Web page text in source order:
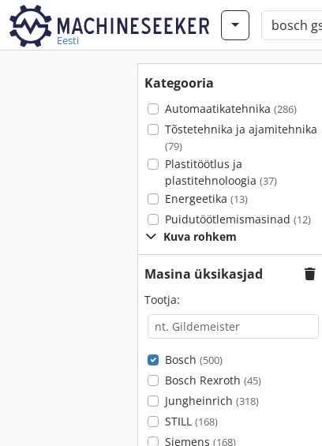
Eesti
Kategooria
Automaatikatehnika (286)
Tõstetehnika ja ajamitehnika
(79)
Plastitöötlus ja
plastitehnoloogia (37)
Energeetika (13)
Puidutöötlemismasinad (12)
Kuva rohkem
Masina üksikasjad
Tootja:
Bosch (500)
Bosch Rexroth (45)
Jungheinrich (318)
STILL (168)
Siemens (168)